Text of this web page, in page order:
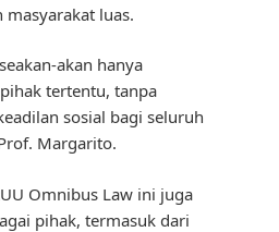
luas.
akan hanya
tertentu, tanpa
sosial bagi seluruh
Margarito.
Omnibus Law ini juga
pihak, termasuk dari